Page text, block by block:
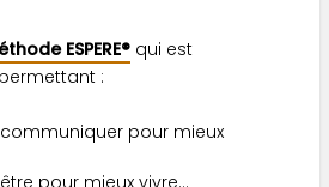
ESPERE® qui est
:
pour mieux
pour mieux vivre…